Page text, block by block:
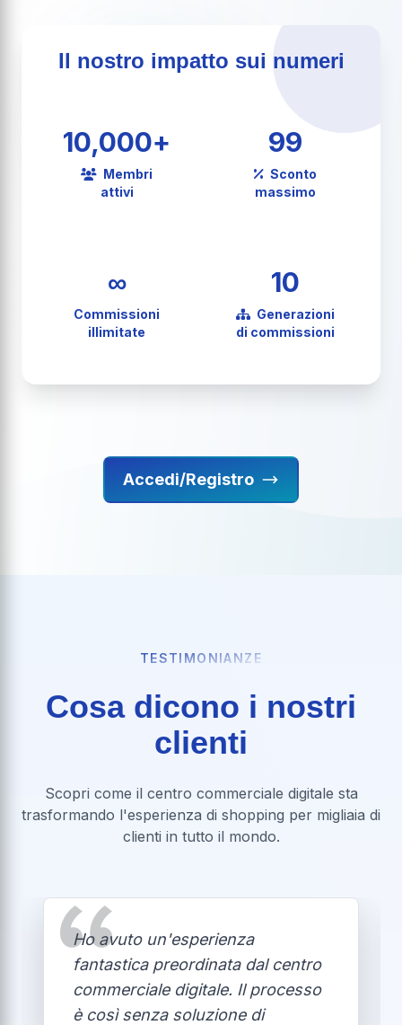
Il nostro impatto sui numeri
10,000+
Membri
attivi
99
Sconto
massimo
∞
Commissioni
illimitate
10
Generazioni
di commissioni
Accedi/Registro
TESTIMONIANZE
Cosa dicono i nostri
clienti
Scopri come il centro commerciale digitale sta
trasformando l'esperienza di shopping per migliaia di
clienti in tutto il mondo.
Ho avuto un'esperienza
fantastica preordinata dal centro
commerciale digitale. Il processo
è così senza soluzione di